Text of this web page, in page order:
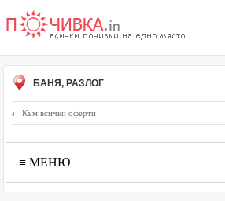
БАНЯ, РАЗЛОГ
Към всички оферти
≡ МЕНЮ